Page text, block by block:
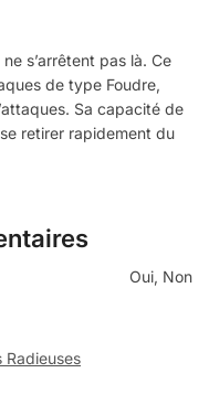
s’arrêtent pas là. Ce
de type Foudre,
Sa capacité de
retirer rapidement du
Oui, Non
Radieuses